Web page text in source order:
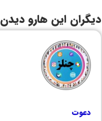
دیگران این هارو دیدن
دعوت